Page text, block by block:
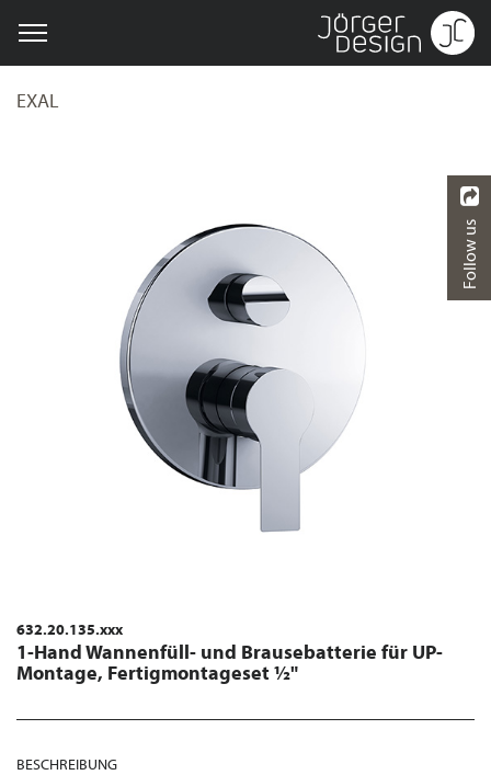
EXAL
632.20.135.xxx
1-Hand Wannenfüll- und Brausebatterie für UP-
Montage, Fertigmontageset ½"
BESCHREIBUNG
Follow us